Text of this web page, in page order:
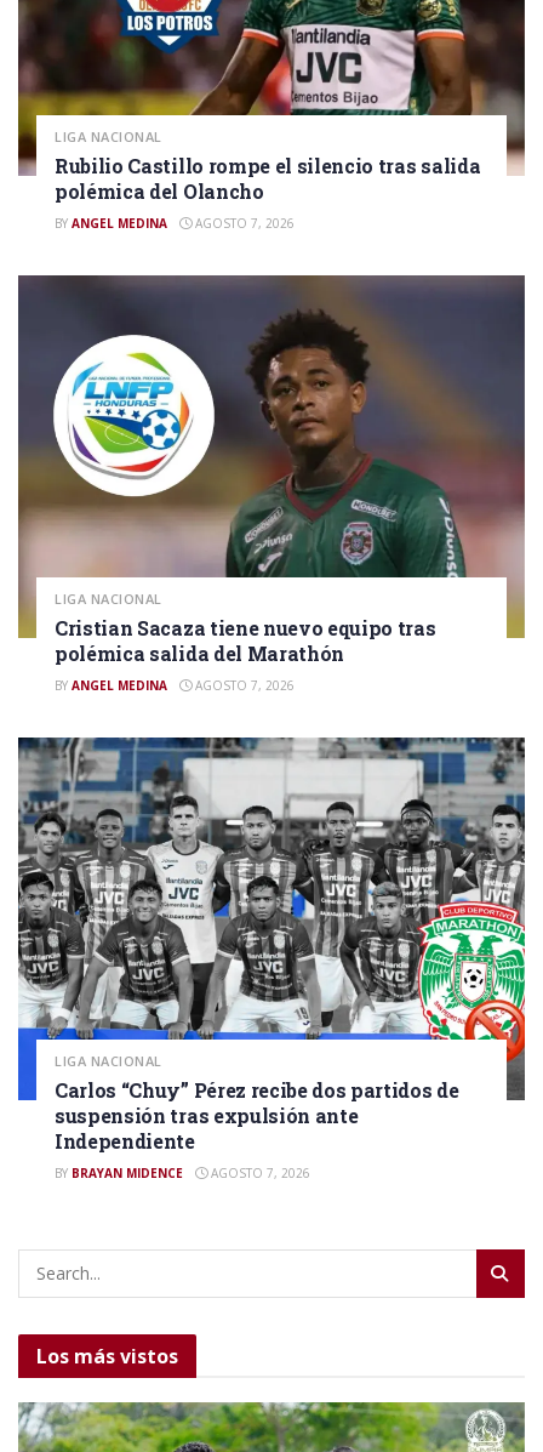
LIGA NACIONAL
Rubilio Castillo rompe el silencio tras salida
polémica del Olancho
BY ANGEL MEDINA AGOSTO 7, 2026
LIGA NACIONAL
Cristian Sacaza tiene nuevo equipo tras
polémica salida del Marathón
BY ANGEL MEDINA AGOSTO 7, 2026
LIGA NACIONAL
Carlos “Chuy” Pérez recibe dos partidos de
suspensión tras expulsión ante
Independiente
BY BRAYAN MIDENCE AGOSTO 7, 2026
Los más vistos